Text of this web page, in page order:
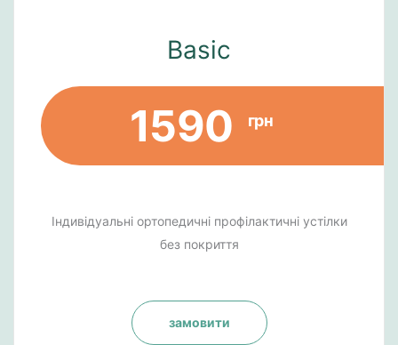
Basic
1590 грн
Індивідуальні ортопедичні профілактичні устілки
без покриття
замовити